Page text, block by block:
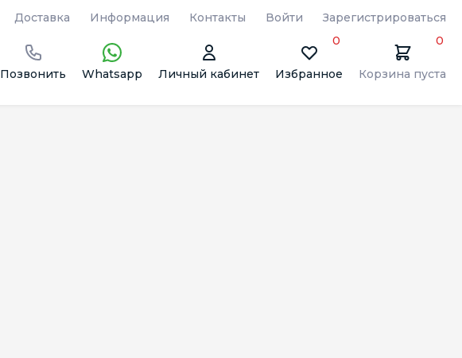
Доставка Информация Контакты Войти Зарегистрироваться
Позвонить Whatsapp Личный кабинет Избранное
0
Корзина пуста
0